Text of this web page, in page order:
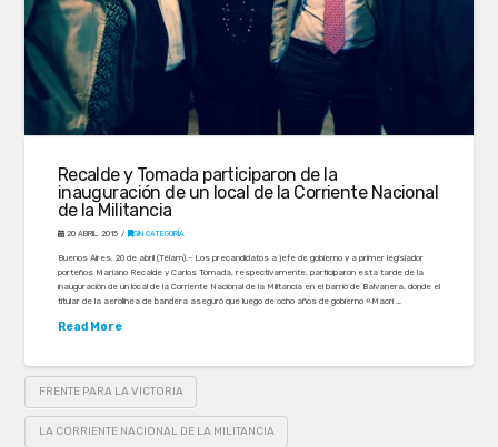
Recalde y Tomada participaron de la
inauguración de un local de la Corriente Nacional
de la Militancia
20 ABRIL, 2015 SIN CATEGORÍA
Buenos Aires, 20 de abril (Télam).- Los precandidatos a jefe de gobierno y a primer legislador
porteños Mariano Recalde y Carlos Tomada, respectivamente, participaron esta tarde de la
inauguración de un local de la Corriente Nacional de la Militancia en el barrio de Balvanera, donde el
titular de la aerolínea de bandera aseguró que luego de ocho años de gobierno «Macri …
Read More
FRENTE PARA LA VICTORIA
LA CORRIENTE NACIONAL DE LA MILITANCIA